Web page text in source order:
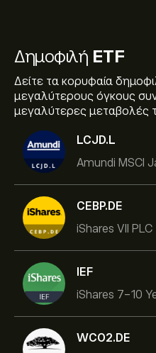
Δημοφιλή ETF
Δείτε τα κορυφαία
μεγαλύτερους όγκους
μεγαλύτερες μεταβολές
LCJD.L
CEBP.DE
IEF
WCO2.DE